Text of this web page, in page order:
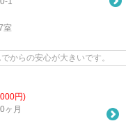
室
からの安心が大きいです。
円)
ヶ月